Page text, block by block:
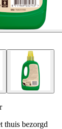
thuis bezorgd